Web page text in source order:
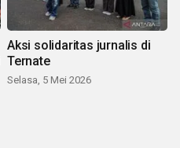
Aksi solidaritas jurnalis di
Ternate
Selasa, 5 Mei 2026